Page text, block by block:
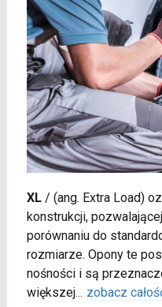
XL/ (ang. Extra Load)
konstrukcji,
porównaniu do
rozmiarze. Opony te
nośności i są
większej... zobacz